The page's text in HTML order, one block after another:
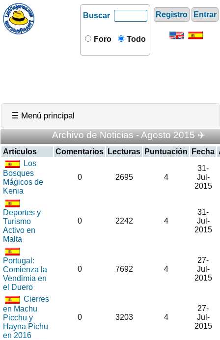
Registro Entrar
Buscar
Foro Todo
☰ Menú principal
Archivo de Noticias - Agosto 2015 ✈️
Artículos Comentarios Lecturas Puntuación Fecha
Los
Bosques
Mágicos de
Kenia
0 2695 4
31-
Jul-
2015
Deportes y
Turismo
Activo en
Malta
0 2242 4
31-
Jul-
2015
Portugal:
Comienza la
Vendimia en
el Duero
0 7692 4
27-
Jul-
2015
Cierres
en Machu
Picchu y
Hayna Pichu
en 2016
0 3203 4
27-
Jul-
2015